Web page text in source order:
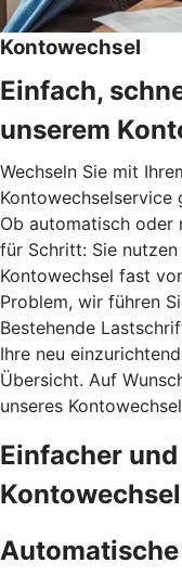
Kontowechsel
Einfach,
unserem
Wechseln Sie mit
Kontowechselservice
Ob automatisch oder
für Schritt: Sie
Kontowechsel fast
Problem, wir führen
Bestehende
Ihre neu
Übersicht. Auf
unseres
Einfacher
Kontowechsel